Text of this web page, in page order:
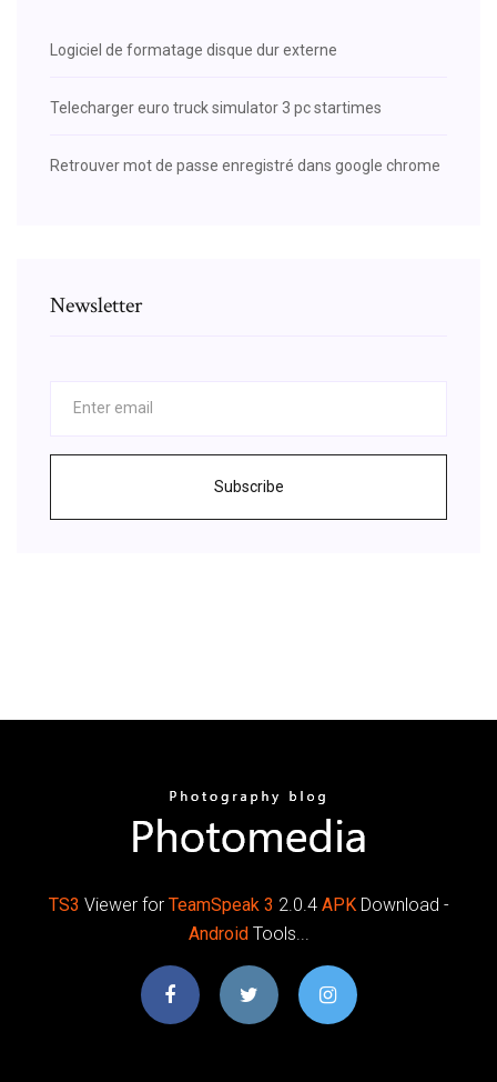
Logiciel de formatage disque dur externe
Telecharger euro truck simulator 3 pc startimes
Retrouver mot de passe enregistré dans google chrome
Newsletter
Subscribe
TS3 Viewer for TeamSpeak 3 2.0.4 APKDownload -
AndroidTools...